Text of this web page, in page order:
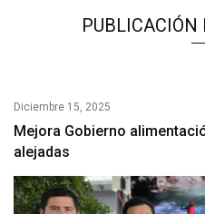
Diciembre 15, 2025
Mejora Gobierno
alejadas